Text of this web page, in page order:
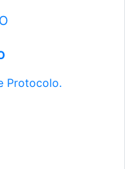
Protocolo.